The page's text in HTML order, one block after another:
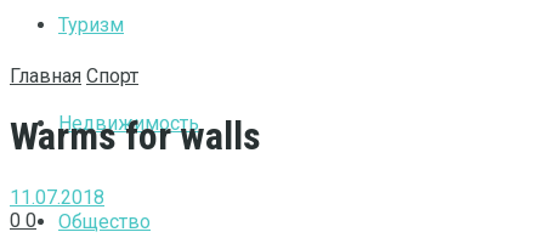
Туризм
Недвижимость
Общество
Главная Спорт
Warms for walls
11.07.2018
0 0